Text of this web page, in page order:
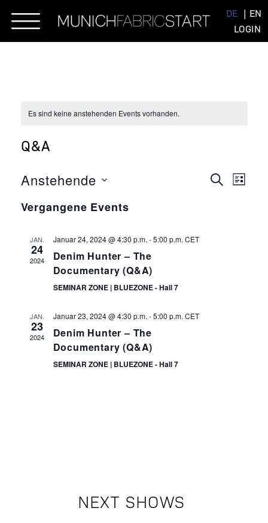
DE
EN
LOGIN
Es sind keine anstehenden Events vorhanden.
Q&A
SUCHELISTE
Anstehende
wählen.
Vergangene Events
JAN.
24
2024
Januar 24, 2024 @ 4:30 p.m. -5:00 p.m. CET
Denim Hunter – The
Documentary (Q&A)
SEMINAR ZONE | BLUEZONE - Hall 7
JAN.
23
2024
Januar 23, 2024 @ 4:30 p.m. -5:00 p.m. CET
Denim Hunter – The
Documentary (Q&A)
SEMINAR ZONE | BLUEZONE - Hall 7
NEXT SHOWS